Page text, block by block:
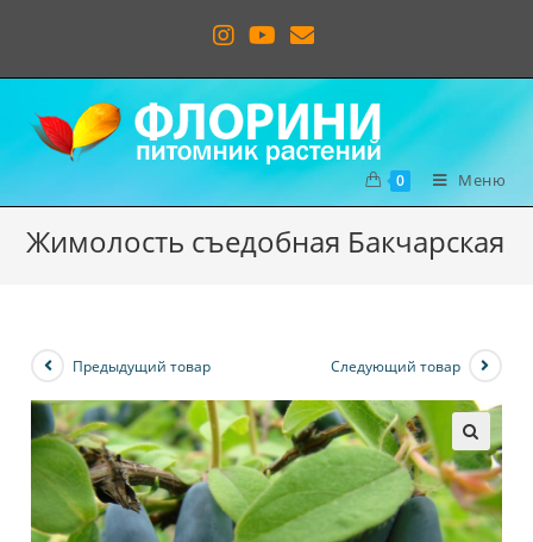
0 Меню
Жимолость съедобная Бакчарская
Предыдущий товар Следующий товар
🔍